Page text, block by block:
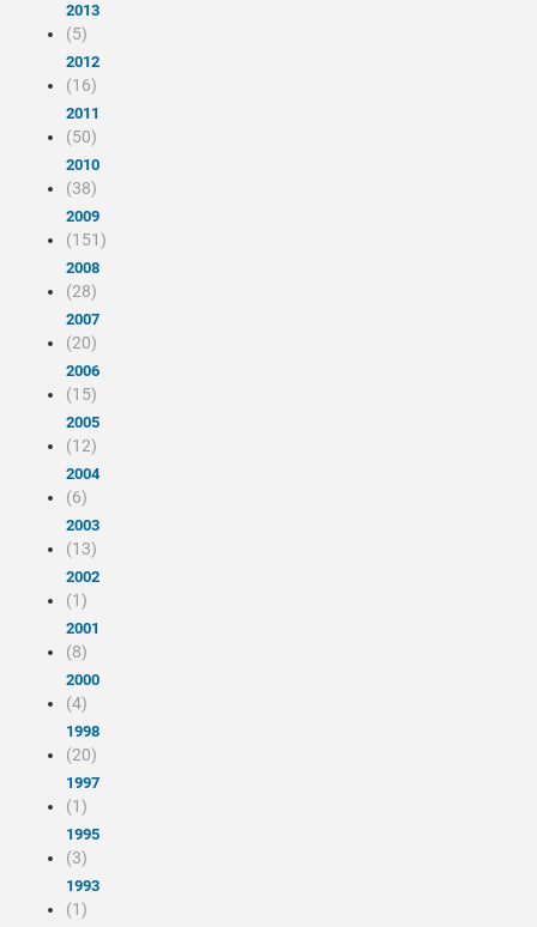
2013
(5)
2012
(16)
2011
(50)
2010
(38)
2009
(151)
2008
(28)
2007
(20)
2006
(15)
2005
(12)
2004
(6)
2003
(13)
2002
(1)
2001
(8)
2000
(4)
1998
(20)
1997
(1)
1995
(3)
1993
(1)